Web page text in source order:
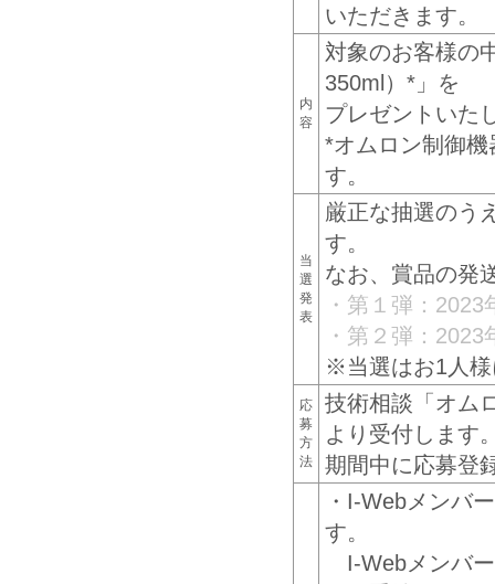
いただきます。
内
容
対象のお客様の
350ml）*」を
プレゼントいた
*オムロン制御
す。
当
選
発
表
厳正な抽選のう
す。
なお、賞品の発
・第１弾：
・第２弾：
※当選はお1人
応
募
方
法
技術相談「オム
より受付します
期間中に応募登
・I-Webメンバ
す。
I-Webメンバー